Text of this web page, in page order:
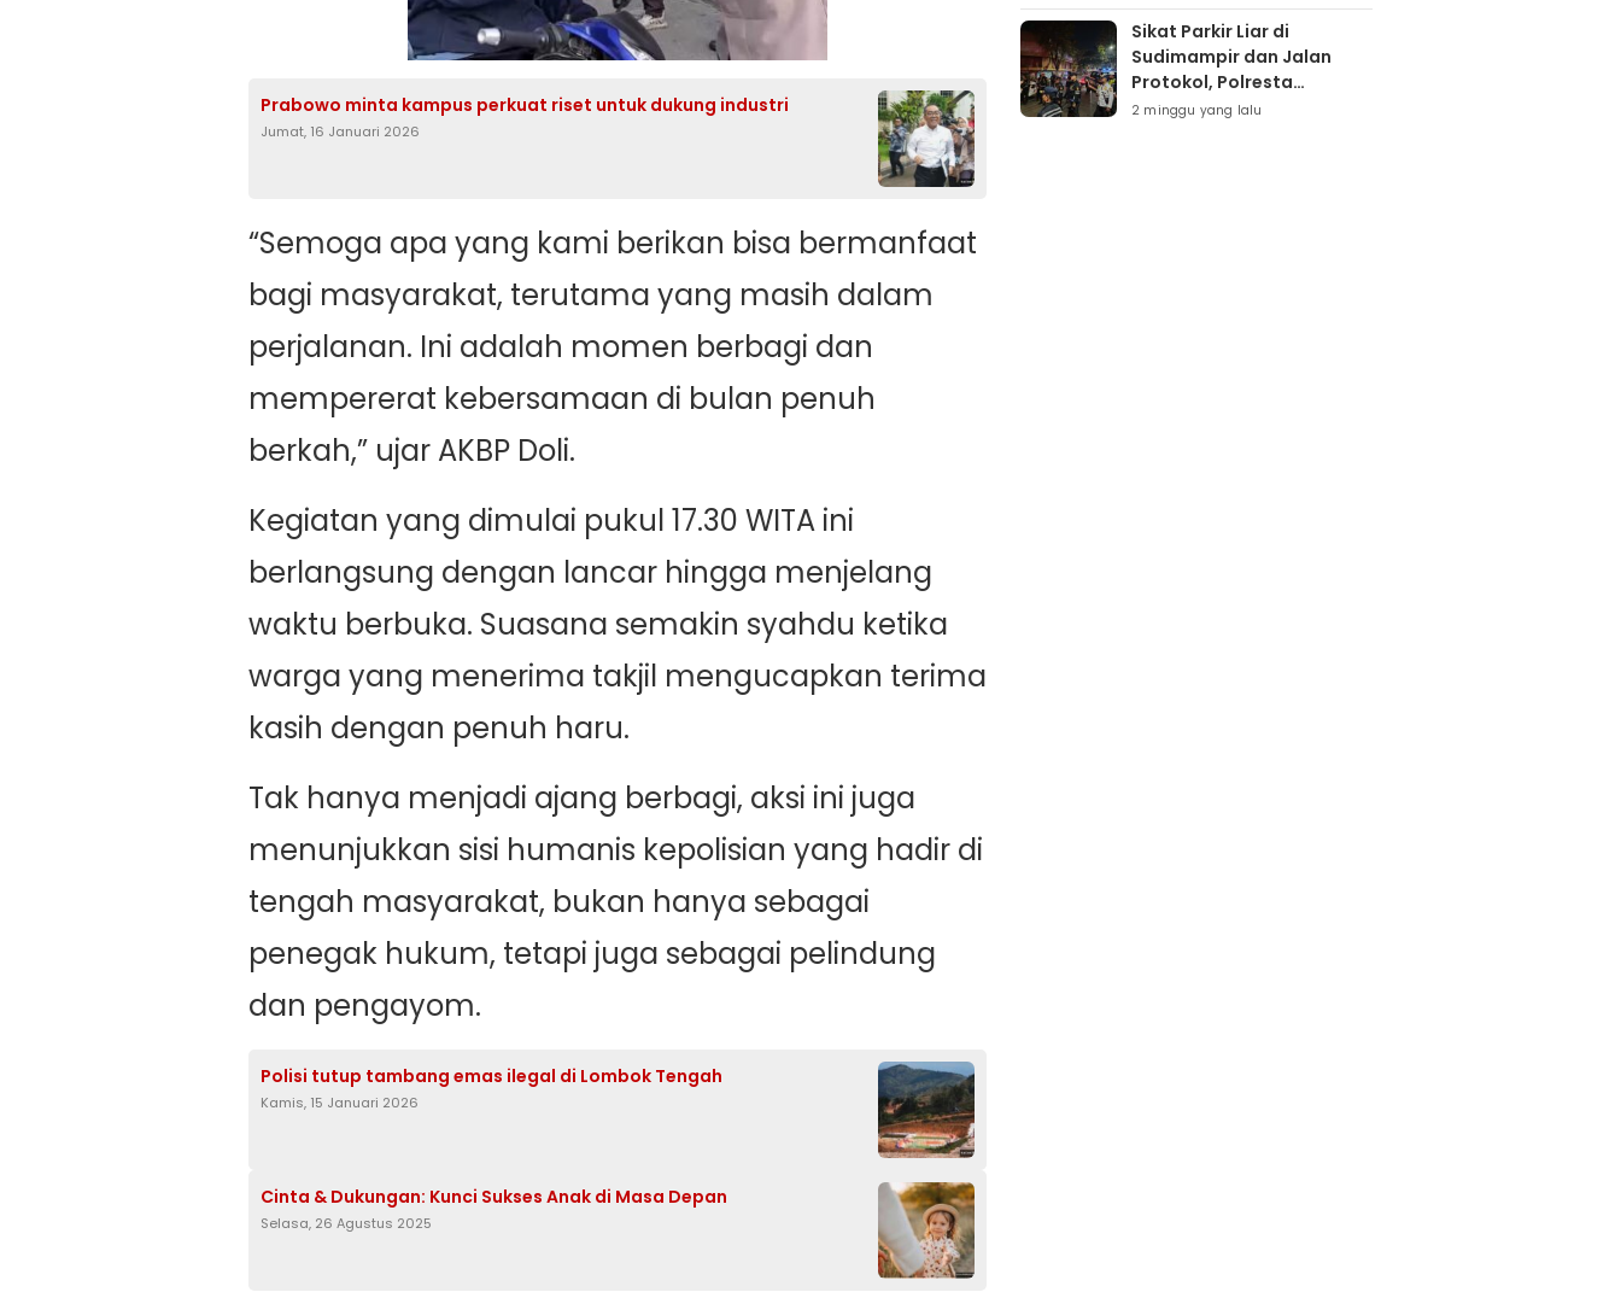
Prabowo minta kampus perkuat riset untuk dukung industri
Jumat, 16 Januari 2026
“Semoga apa yang kami berikan bisa bermanfaat
bagi masyarakat, terutama yang masih dalam
perjalanan. Ini adalah momen berbagi dan
mempererat kebersamaan di bulan penuh
berkah,” ujar AKBP Doli.
Kegiatan yang dimulai pukul 17.30 WITA ini
berlangsung dengan lancar hingga menjelang
waktu berbuka. Suasana semakin syahdu ketika
warga yang menerima takjil mengucapkan terima
kasih dengan penuh haru.
Tak hanya menjadi ajang berbagi, aksi ini juga
menunjukkan sisi humanis kepolisian yang hadir di
tengah masyarakat, bukan hanya sebagai
penegak hukum, tetapi juga sebagai pelindung
dan pengayom.
Polisi tutup tambang emas ilegal di Lombok Tengah
Kamis, 15 Januari 2026
Cinta & Dukungan: Kunci Sukses Anak di Masa Depan
Selasa, 26 Agustus 2025
Sikat Parkir Liar di
Sudimampir dan Jalan
Protokol, Polresta
Banjarmasin Mobilisasi
2 minggu yang lalu